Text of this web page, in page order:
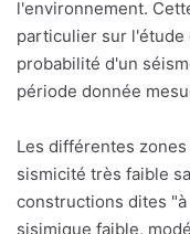
l'environnement.
particulier sur l'étude
probabilité d'un
période donnée
Les différentes
sismicité très faible
constructions dites "à
sisimique faible,